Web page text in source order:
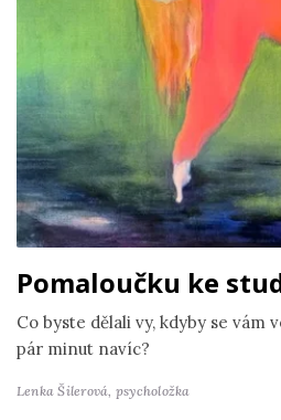
Pomaloučku ke
Co byste dělali vy, kdyby se vám
pár minut navíc?
Lenka Šilerová, psycholožka